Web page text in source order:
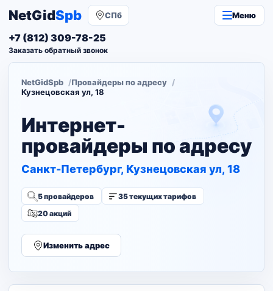
NetGidSpb СПб Меню
+7 (812) 309-78-25
Заказать обратный звонок
NetGidSpb
Провайдеры по адресу
Кузнецовская ул, 18
Интернет-
провайдеры по адресу
Санкт-Петербург, Кузнецовская ул, 18
5 провайдеров
35 текущих тарифов
20 акций
Изменить адрес